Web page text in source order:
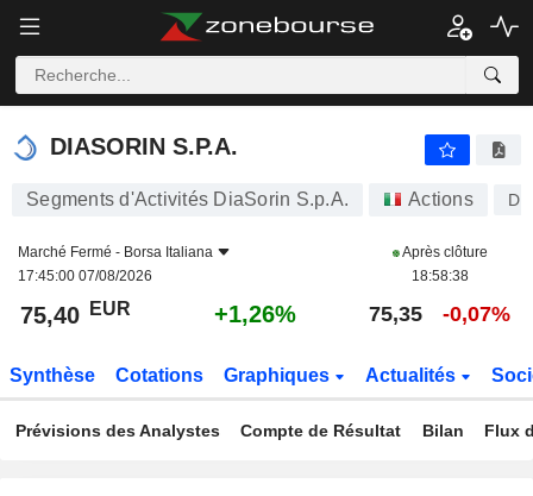
DIASORIN S.P.A.
DIASORIN S.P.A.
Segments d'Activités DiaSorin S.p.A. Actions
Marché Fermé - Borsa Italiana
17:45:00 07/08/2026
Après clôture
18:58:38
75,40 EUR +1,26% 75,35 -0,07%
Synthèse Cotations Graphiques Actualités
Prévisions des Analystes Compte de Résultat Bilan Flux